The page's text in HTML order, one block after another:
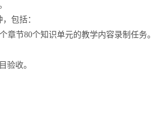
包括：
个章节80个知识单元的教学内容录制任务。
验收。